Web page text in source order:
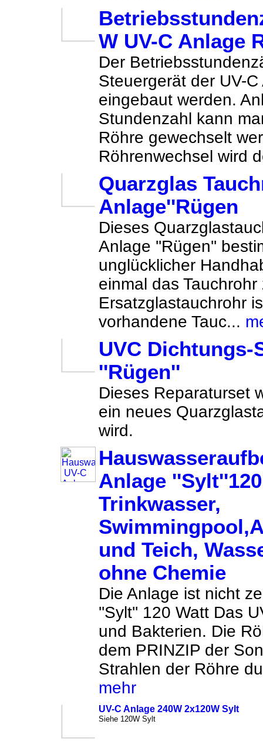
W UV-C Anlage
Der
Steuergerät der UV-
eingebaut werden.
Stundenzahl kann
Röhre gewechselt
Röhrenwechsel wird
Quarzglas
Anlage''Rügen
Dieses
Anlage ''Rügen''
unglücklicher
einmal das
Ersatzglastauchrohr
vorhandene Tauc...
UVC Dichtungs-
''Rügen''
Dieses Reparaturset
ein neues
wird.
Anlage
Trinkwasser,
und Teich,
ohne Chemie
Die Anlage ist nicht
''Sylt'' 120 Watt Das
und Bakterien. Die
dem PRINZIP der
Strahlen der Röhre
mehr
UV-C Anlage 240W 2x120W Sylt
Siehe 120W Sylt